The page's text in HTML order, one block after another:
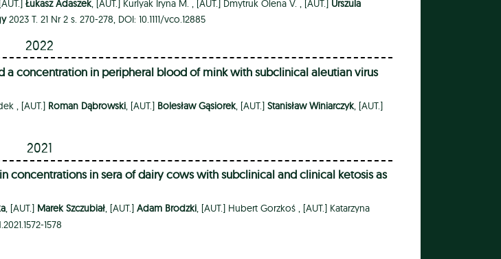
[AUT.]Łukasz Adaszek, [AUT.] Kurlyak Iryna M. , [AUT.] Dmytruk Olena V. , [AUT.] Urszula
2023 T. 21 Nr 2 s. 270-278, DOI: 10.1111/vco.12885
2022
concentration in peripheral blood of mink with subclinical aleutian virus
, [AUT.] Roman Dąbrowski, [AUT.] Bolesław Gąsiorek, [AUT.]Stanisław Winiarczyk, [AUT.]
2021
in sera of dairy cows with subclinical and clinical ketosis as
, [AUT.] Marek Szczubiał, [AUT.]Adam Brodzki, [AUT.] Hubert Gorzkoś , [AUT.] Katarzyna
1578